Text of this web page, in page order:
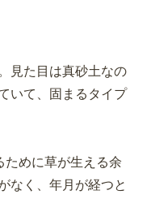
見た目は真砂土なの
いて、固まるタイプ
ために草が生える余
なく、年月が経つと